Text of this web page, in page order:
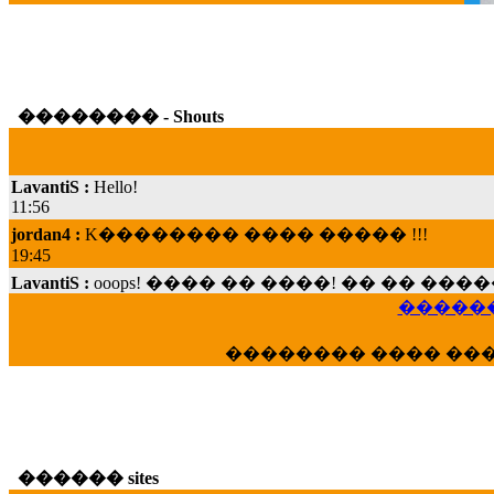
�������� - Shouts
11:56
jordan4 :K�������� ���� ����� !!!
19:45
LavantiS :ooops! ���� �� ����! �� ��
���; ���� ��� ��� �������� ����
veronica :E���� 2012 ��� ����� ���
�������� ����
������ sites